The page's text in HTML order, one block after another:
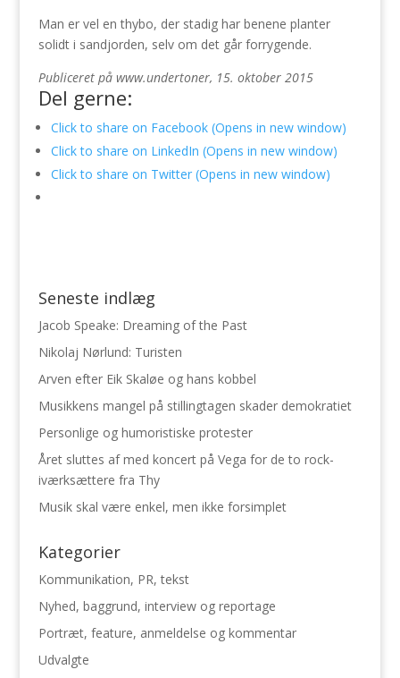
Man er vel en thybo, der stadig har benene planter
solidt i sandjorden, selv om det går forrygende.
Publiceret på www.undertoner, 15. oktober 2015
Del gerne:
Click to share on Facebook (Opens in new window)
Click to share on LinkedIn (Opens in new window)
Click to share on Twitter (Opens in new window)
Seneste indlæg
Jacob Speake: Dreaming of the Past
Nikolaj Nørlund: Turisten
Arven efter Eik Skaløe og hans kobbel
Musikkens mangel på stillingtagen skader demokratiet
Personlige og humoristiske protester
Året sluttes af med koncert på Vega for de to rock-
iværksættere fra Thy
Musik skal være enkel, men ikke forsimplet
Kategorier
Kommunikation, PR, tekst
Nyhed, baggrund, interview og reportage
Portræt, feature, anmeldelse og kommentar
Udvalgte